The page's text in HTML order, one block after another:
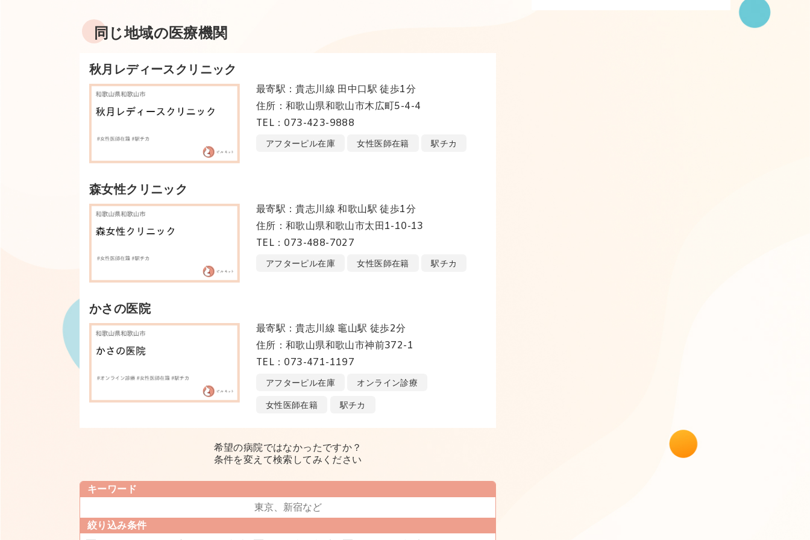
同じ地域の医療機関
秋月レディースクリニック
最寄駅：貴志川線 田中口駅 徒歩1分
住所：和歌山県和歌山市木広町5-4-4
TEL：073-423-9888
アフターピル在庫 女性医師在籍 駅チカ
森女性クリニック
最寄駅：貴志川線 和歌山駅 徒歩1分
住所：和歌山県和歌山市太田1-10-13
TEL：073-488-7027
アフターピル在庫 女性医師在籍 駅チカ
かさの医院
最寄駅：貴志川線 竈山駅 徒歩2分
住所：和歌山県和歌山市神前372-1
TEL：073-471-1197
アフターピル在庫
オンライン診療
女性医師在籍
駅チカ
希望の病院ではなかったですか？
条件を変えて検索してみください
キーワード
絞り込み条件